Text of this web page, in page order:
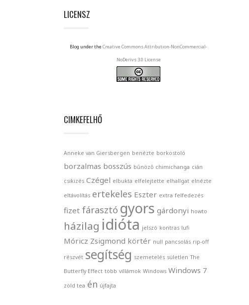
LICENSZ
Blog under the Creative Commons Attribution-NonCommercial-
NoDerivs 3.0 License
CIMKEFELHŐ
Anneke van Giersbergen benézte borkostoló
borzalmas bosszús bűnöző chimichanga cián
csikizés Czégel elbukta elfelejtette elhallgat elnézte
eltávolítás ertekeles Eszter extra felfedezés
fizet fárasztó gyors gárdonyi howto
házilag idióta jelszó kontras lufi
Móricz Zsigmond körtér null pancsolás rip-off
részvét segítség szemetelés sületlen The
Butterfly Effect több villámok Windows Windows 7
zöld tea én újfajta